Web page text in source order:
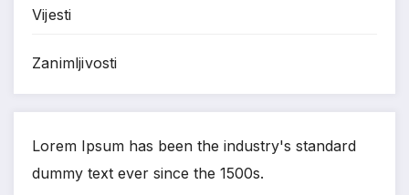
Vijesti
Zanimljivosti
Lorem Ipsum has been the industry's standard
dummy text ever since the 1500s.